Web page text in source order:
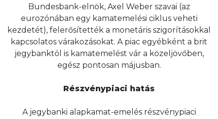
Bundesbank-elnök, Axel Weber szavai (az
eurozónában egy kamatemelési ciklus veheti
kezdetét), felerősítették a monetáris szigorításokkal
kapcsolatos várakozásokat. A piac egyébként a brit
jegybanktól is kamatemelést vár a közeljövőben,
egész pontosan májusban.
Részvénypiaci hatás
A jegybanki alapkamat-emelés részvénypiaci